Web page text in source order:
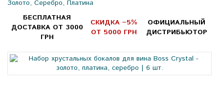
Золото, Серебро, Платина
БЕСПЛАТНАЯ
ДОСТАВКА ОТ 3000
ГРН
СКИДКА −5%
ОТ 5000 ГРН
ОФИЦИАЛЬНЫЙ
ДИСТРИБЬЮТОР